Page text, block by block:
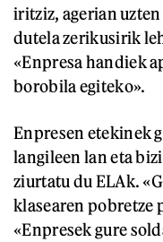
iritziz, agerian
dutela zerikusirik
«Enpresa handiek
borobila egiteko».
Enpresen etekinek
langileen lan eta
ziurtatu du ELAk.
klasearen pobretze
«Enpresek gure